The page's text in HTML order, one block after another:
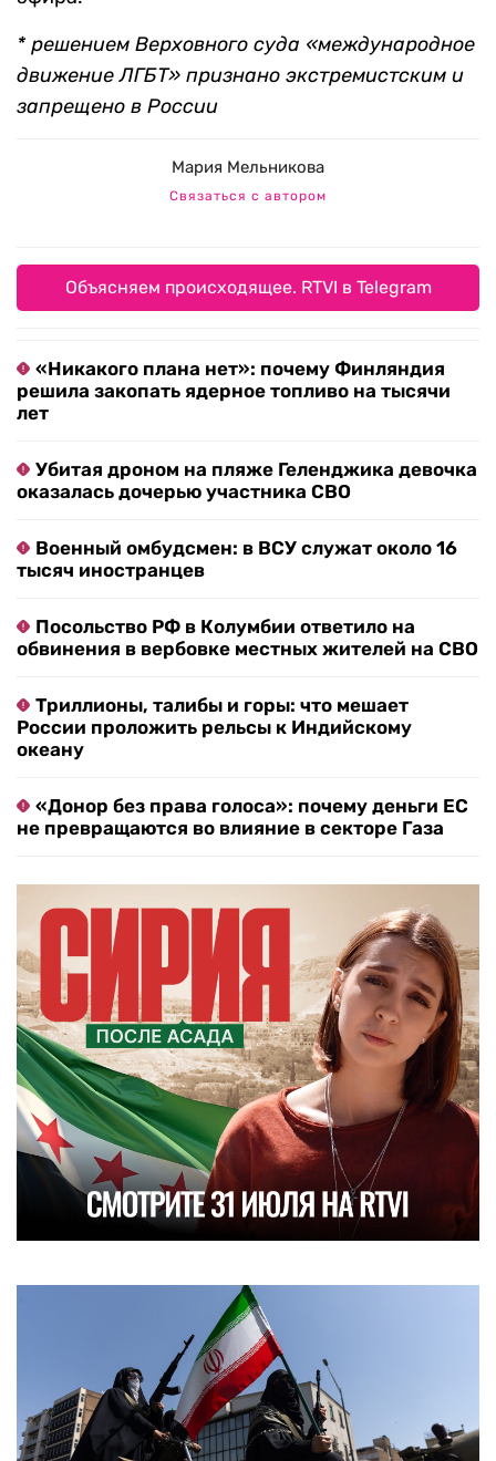
* решением Верховного суда «международное
движение ЛГБТ» признано экстремистским и
запрещено в России
Мария Мельникова
Связаться с автором
Объясняем происходящее. RTVI в Telegram
«Никакого плана нет»: почему Финляндия
решила закопать ядерное топливо на тысячи
лет
Убитая дроном на пляже Геленджика девочка
оказалась дочерью участника СВО
Военный омбудсмен: в ВСУ служат около 16
тысяч иностранцев
Посольство РФ в Колумбии ответило на
обвинения в вербовке местных жителей на СВО
Триллионы, талибы и горы: что мешает
России проложить рельсы к Индийскому
океану
«Донор без права голоса»: почему деньги ЕС
не превращаются во влияние в секторе Газа